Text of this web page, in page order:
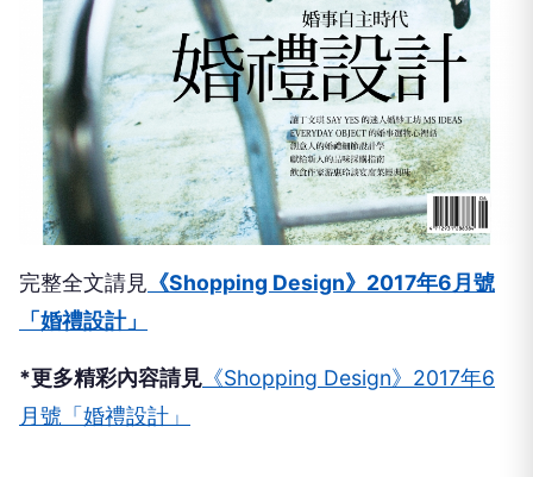
完整全文請見 《Shopping Design》2017年6月號
「婚禮設計」
*更多精彩內容請見 《Shopping Design》2017年6
月號「婚禮設計」